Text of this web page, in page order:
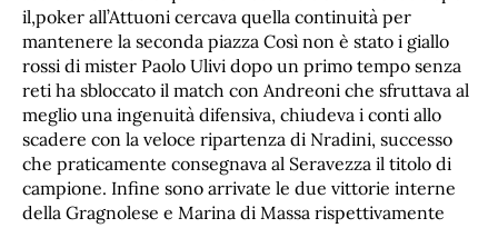
il,poker all’Attuoni cercava quella continuità per
mantenere la seconda piazza Così non è stato i giallo
rossi di mister Paolo Ulivi dopo un primo tempo senza
reti ha sbloccato il match con Andreoni che sfruttava al
meglio una ingenuità difensiva, chiudeva i conti allo
scadere con la veloce ripartenza di Nradini, successo
che praticamente consegnava al Seravezza il titolo di
campione. Infine sono arrivate le due vittorie interne
della Gragnolese e Marina di Massa rispettivamente